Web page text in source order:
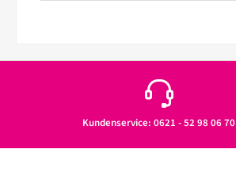
Kundenservice: 0621 - 52 98 06 70